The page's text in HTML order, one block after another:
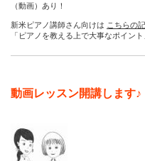
（動画）あり！
新米ピアノ講師さん向けは こちらの
「ピアノを教える上で大事なポイン
動画レッスン開講します♪